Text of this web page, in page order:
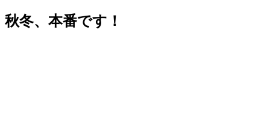
秋冬、本番です！